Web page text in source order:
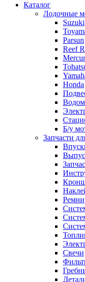
Каталог
Лодочные
Suzuki
Parsun
Reef
Honda
Б/у
Запчасти
Ремни
Свечи